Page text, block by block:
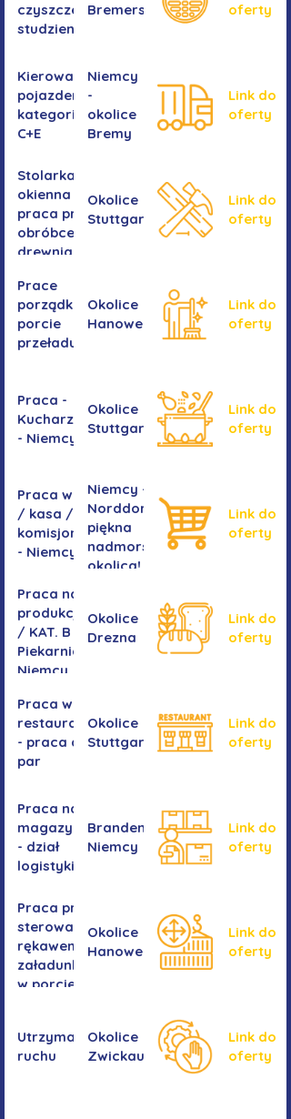
czyszczenia
studzienek
Bremershaven
oferty
Kierowanie
pojazdem
kategorii
C+E
Niemcy
-
okolice
Bremy
Link do
oferty
Stolarka
okienna -
praca przy
obróbce
drewnianych
okiennych
Okolice
Stuttgartu
Link do
oferty
Prace
porządkowe w
porcie
przeładunkowym
Okolice
Hanoweru
Link do
oferty
Praca -
Kucharz/kucharka
- Niemcy
Okolice
Stuttgartu
Link do
oferty
Praca w sklepie
/ kasa /
komisjonowanie
- Niemcy
Niemcy -
Norddorf -
piękna
nadmorska
okolica!
Link do
oferty
Praca na
produkcji
/ KAT. B -
Piekarnia
Niemcy
Okolice
Drezna
Link do
oferty
Praca w
restauracji
- praca dla
par
Okolice
Stuttgartu
Link do
oferty
Praca na
magazynie
- dział
logistyki
Brandenburgia,
Niemcy
Link do
oferty
Praca przy
sterowaniu
rękawem
załadunkowym
w porcie
Okolice
Hanower
Link do
oferty
Utrzymanie
ruchu
Okolice
Zwickau
Link do
oferty